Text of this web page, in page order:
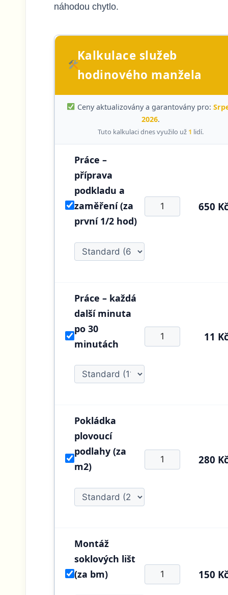
náhodou chytlo.
Kalkulace služeb
hodinového manžela
Ceny aktualizovány a garantovány pro:
2026.
Tuto kalkulaci dnes využilo už 1 lidí.
Práce –
příprava
podkladu a
zaměření (za
první 1/2 hod)
650
Práce – každá
další minuta
po 30
minutách
11
Pokládka
plovoucí
podlahy (za
m2)
280
Montáž
soklových lišt
(za bm)
150